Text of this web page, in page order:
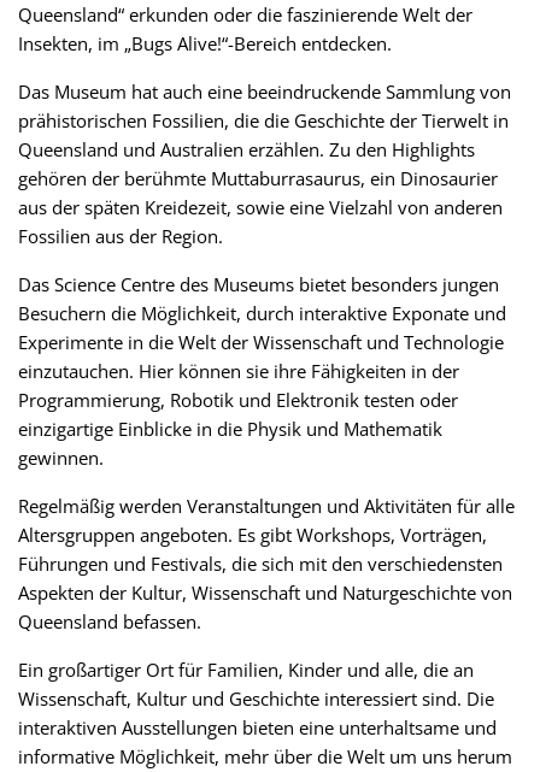
Queensland“ erkunden oder die faszinierende Welt der
Insekten, im „Bugs Alive!“-Bereich entdecken.
Das Museum hat auch eine beeindruckende Sammlung von
prähistorischen Fossilien, die die Geschichte der Tierwelt in
Queensland und Australien erzählen. Zu den Highlights
gehören der berühmte Muttaburrasaurus, ein Dinosaurier
aus der späten Kreidezeit, sowie eine Vielzahl von anderen
Fossilien aus der Region.
Das Science Centre des Museums bietet besonders jungen
Besuchern die Möglichkeit, durch interaktive Exponate und
Experimente in die Welt der Wissenschaft und Technologie
einzutauchen. Hier können sie ihre Fähigkeiten in der
Programmierung, Robotik und Elektronik testen oder
einzigartige Einblicke in die Physik und Mathematik
gewinnen.
Regelmäßig werden Veranstaltungen und Aktivitäten für alle
Altersgruppen angeboten. Es gibt Workshops, Vorträgen,
Führungen und Festivals, die sich mit den verschiedensten
Aspekten der Kultur, Wissenschaft und Naturgeschichte von
Queensland befassen.
Ein großartiger Ort für Familien, Kinder und alle, die an
Wissenschaft, Kultur und Geschichte interessiert sind. Die
interaktiven Ausstellungen bieten eine unterhaltsame und
informative Möglichkeit, mehr über die Welt um uns herum